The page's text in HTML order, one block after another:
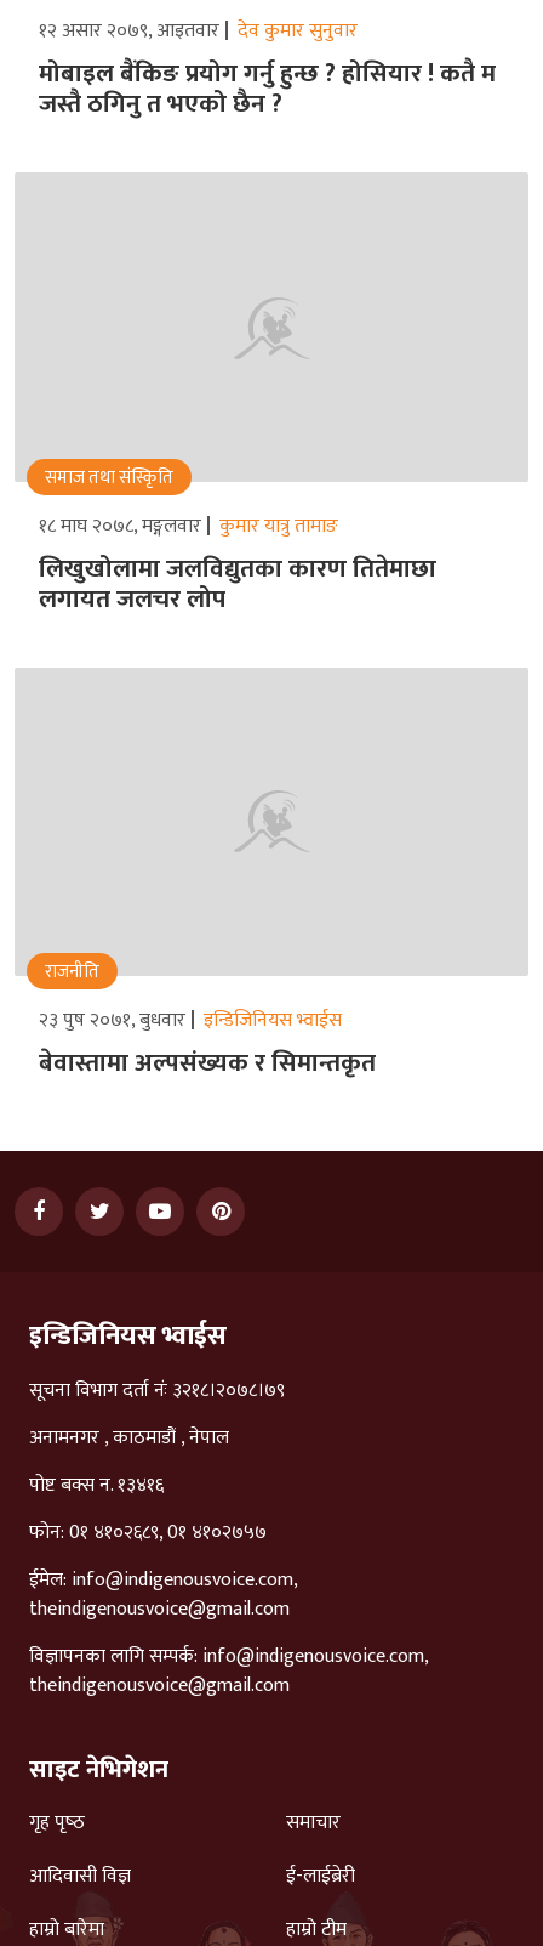
१२ असार २०७९, आइतवार देव कुमार सुनुवार
मोबाइल बैंकिङ प्रयोग गर्नु हुन्छ ? होसियार ! कतै म
जस्तै ठगिनु त भएको छैन ?
समाज तथा संस्किृति
१८ माघ २०७८, मङ्गलवार कुमार यात्रु तामाङ
लिखुखोलामा जलविद्युतका कारण तितेमाछा
लगायत जलचर लोप
राजनीति
२३ पुष २०७१, बुधवार इन्डिजिनियस भ्वाईस
बेवास्तामा अल्पसंख्यक र सिमान्तकृत
इन्डिजिनियस भ्वाईस
सूचना विभाग दर्ता नंः ३२१८।२०७८।७९
अनामनगर , काठमाडौं , नेपाल
पोष्ट बक्स न. १३४१६
फोन: 0१ ४१०२६८९, 0१ ४१०२७५७
ईमेल: info@indigenousvoice.com,
theindigenousvoice@gmail.com
विज्ञापनका लागि सम्पर्क: info@indigenousvoice.com,
theindigenousvoice@gmail.com
साइट नेभिगेशन
गृह पृष्‍ठ
समाचार
आदिवासी विज्ञ
ई-लाईब्रेरी
हाम्रो बारेमा
हाम्रो टीम